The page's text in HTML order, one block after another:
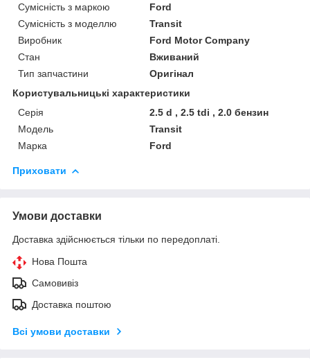
Сумісність з маркою
Ford
Сумісність з моделлю
Transit
Виробник
Ford Motor Company
Стан
Вживаний
Тип запчастини
Оригінал
Користувальницькі характеристики
Серія
2.5 d , 2.5 tdi , 2.0 бензин
Модель
Transit
Марка
Ford
Приховати
Умови доставки
Доставка здійснюється тільки по передоплаті.
Нова Пошта
Самовивіз
Доставка поштою
Всі умови доставки